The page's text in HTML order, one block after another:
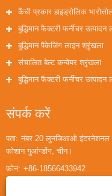
कैंची प्रकार हाइड्रोलिक
बुद्धिमान फैक्टरी फर्नीचर
बुद्धिमान पैकेजिंग लाइन श्रृंखला
संचालित बेल्ट कन्वेयर श्रृंखला
बुद्धिमान फैक्टरी फर्नीचर
संपर्क करें
पता: नंबर 20 लुनजिआओ इंटरनेशनल
फोशान गुआंग्डोंग, चीन।
फ़ोन: +86-18566433942